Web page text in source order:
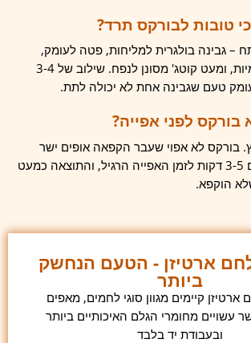
טובות לבורקס תרד?
– גבינה בולגרית למליחות, פטה לעומק,
גבינה צהובה לקרמיות, ומעט קוטג' מסונן לנפח. שילוב של 3-4
עומק טעם שגבינה אחת לא יכולה לתת.
לפני אפייה?
בורקס לא אפוי שעבר הקפאה אופים ישר
מהמקפיא, מוסיפים 3-5 דקות לזמן האפייה הרגיל, והתוצאה כמעט
הוקפא.
ארטיזן - הטעם הנחשק
ביותר
קיימים מגוון סוגי לחמים, מאפים
עשויים מחומרי הגלם האיכותיים ביותר
ובעבודת יד בלבד